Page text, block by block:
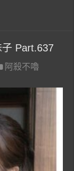
Part.637
阿殺不嚕